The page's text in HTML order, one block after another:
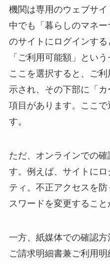
機関は専用のウェブサ
中でも「暮らしのマネ
のサイトにログインす
「ご利用可能額」とい
ここを選択すると、ご
示され、その下部に「
項目があります。ここ
す。
ただ、オンラインでの
す。例えば、サイトに
ティ。不正アクセスを
スワードを変更すること
一方、紙媒体での確認方
ご請求明細書兼ご利用